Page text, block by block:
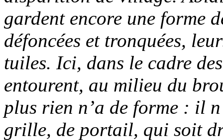
gardent encore une forme
défoncées et tronquées,
tuiles. Ici, dans le cadre
entourent, au milieu du
plus rien n’a de forme : il
grille, de portail, qui soit